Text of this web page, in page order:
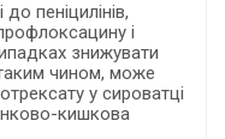
пеніцилінів,
і
знижувати
чином, може
у сироватці
кишкова